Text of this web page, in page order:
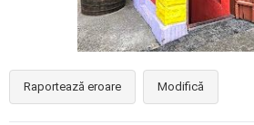
Raportează eroare Modifică